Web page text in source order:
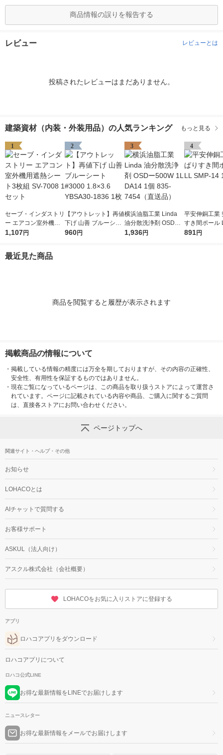
商品情報の誤りを報告する
レビュー レビューとは
投稿されたレビューはまだありません。
建築資材（内装・外装用品）の人気ランキング もっと見る
1
セーブ・インダストリ
ー エアコン室外機用
遮熱シート3枚組 SV-7
1,107円
2
【アウトレット】再値
下げ 山善 ブルーシー
ト #3000 1.8×3.6 YB
960円
3
横浜油脂工業 Linda
油分散洗浄剤 OSDー5
00W 1L DA14 1個 83
1,936円
4
平安伸銅工業
すき間ポール
-14 1個
891円
最近見た商品
商品を閲覧すると履歴が表示されます
掲載商品の情報について
・ 掲載している情報の精度には万全を期しておりますが、その内容の正確性、
安全性、有用性を保証するものではありません。
・ 現在ご覧になっているページは、この商品を取り扱うストアによって運営さ
れています。ページに記載されている内容や商品、ご購入に関するご質問
は、直接各ストアにお問い合わせください。
ページトップへ
関連サイト・ヘルプ・その他
お知らせ
LOHACOとは
AIチャットで質問する
お客様サポート
ASKUL（法人向け）
アスクル株式会社（会社概要）
LOHACOをお気に入りストアに登録する
アプリ
ロハコアプリをダウンロード
ロハコアプリについて
ロハコ公式LINE
お得な最新情報をLINEでお届けします
ニュースレター
お得な最新情報をメールでお届けします